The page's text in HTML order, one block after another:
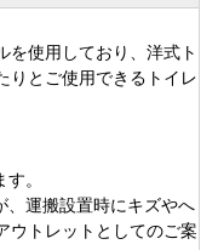
を使用しており、洋式ト
りとご使用できるトイレ
。
運搬設置時にキズやへ
ウトレットとしてのご案